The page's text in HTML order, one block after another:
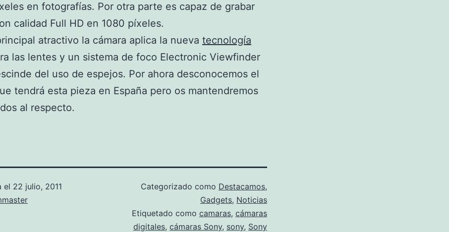
en fotografías. Por otra parte es capaz de grabar
calidad Full HD en 1080 píxeles.
atractivo la cámara aplica la nueva tecnología
las lentes y un sistema de foco Electronic Viewfinder
del uso de espejos. Por ahora desconocemos el
tendrá esta pieza en España pero os mantendremos
al respecto.
el 22 julio, 2011
Categorizado como Destacamos,
Gadgets, Noticias
Etiquetado como camaras, cámaras
digitales, cámaras Sony, sony, Sony